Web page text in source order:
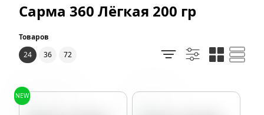
Сарма 360 Лёгкая 200 гр
Товаров
24
36 72
NEW